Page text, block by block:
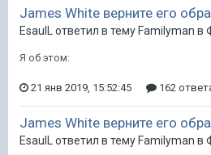
James White верните его
EsaulL ответил в тему Familyman в
Я об этом:
21 янв 2019, 15:52:45 162
James White верните его
EsaulL ответил в тему Familyman в